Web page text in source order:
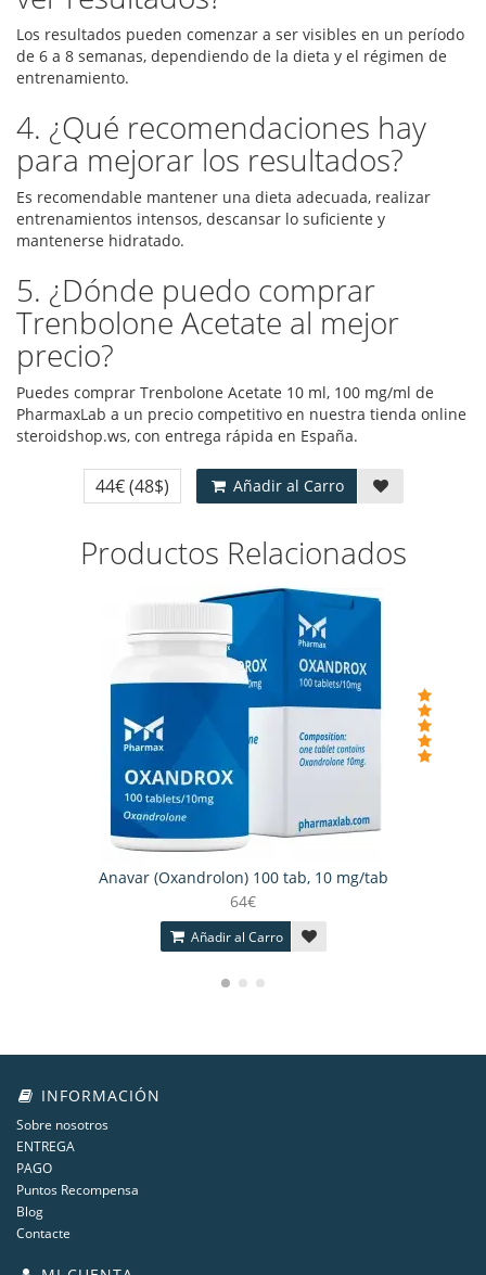
Los resultados pueden comenzar a ser visibles en un período
de 6 a 8 semanas, dependiendo de la dieta y el régimen de
entrenamiento.
4. ¿Qué recomendaciones hay
para mejorar los resultados?
Es recomendable mantener una dieta adecuada, realizar
entrenamientos intensos, descansar lo suficiente y
mantenerse hidratado.
5. ¿Dónde puedo comprar
Trenbolone Acetate al mejor
precio?
Puedes comprar Trenbolone Acetate 10 ml, 100 mg/ml de
PharmaxLab a un precio competitivo en nuestra tienda online
steroidshop.ws, con entrega rápida en España.
44€(48$) Añadir al Carro
Productos Relacionados
Anavar (Oxandrolon) 100 tab, 10 mg/tab
64€
Añadir al Carro
INFORMACIÓN
Sobre nosotros
ENTREGA
PAGO
Puntos Recompensa
Blog
Contacte